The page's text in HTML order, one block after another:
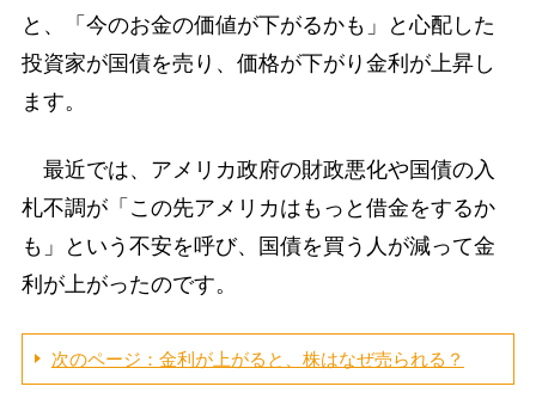
と、「今のお金の価値が下がるかも」と心配した
投資家が国債を売り、価格が下がり金利が上昇し
ます。
最近では、アメリカ政府の財政悪化や国債の入
札不調が「この先アメリカはもっと借金をするか
も」という不安を呼び、国債を買う人が減って金
利が上がったのです。
次のページ：金利が上がると、株はなぜ売られる？